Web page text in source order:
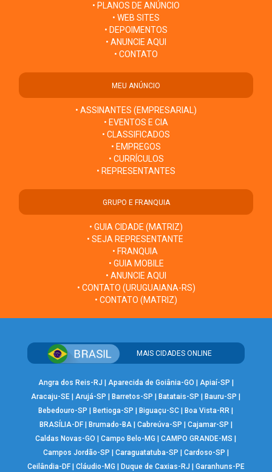
• PLANOS DE ANÚNCIO
• WEB SITES
• DEPOIMENTOS
• ANUNCIE AQUI
• CONTATO
MEU ANÚNCIO
• ASSINANTES (EMPRESARIAL)
• EVENTOS E CIA
• CLASSIFICADOS
• EMPREGOS
• CURRÍCULOS
• REPRESENTANTES
GRUPO E FRANQUIA
• GUIA CIDADE (MATRIZ)
• SEJA REPRESENTANTE
• FRANQUIA
• GUIA MOBILE
• ANUNCIE AQUI
• CONTATO (URUGUAIANA-RS)
• CONTATO (MATRIZ)
MAIS CIDADES ONLINE
Angra dos Reis-RJ Aparecida de Goiânia-GO Apiaí-SP
Aracaju-SE |Arujá-SP Barretos-SP Batatais-SP Bauru-SP
Bebedouro-SP
Bertioga-SP Biguaçu-SC Boa Vista-RR
BRASÍLIA-DF| Brumado-BA| Cabreúva-SP Cajamar-SP
Caldas Novas-GO
|Campo Belo-MG |CAMPO GRANDE-MS
Campos Jordão-SP
Caraguatatuba-SP Cardoso-SP
Ceilândia-DF| Cláudio-MG Duque de Caxias-RJ
Garanhuns-PE